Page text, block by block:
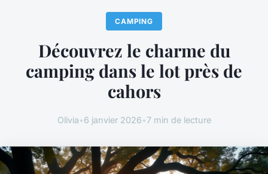
CAMPING
Découvrez le charme du
camping dans le lot près de
cahors
Olivia•6 janvier 2026•7 min de lecture